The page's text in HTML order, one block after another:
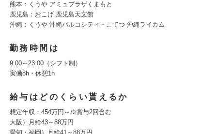
熊本：くうや アミュプラザくまもと
鹿児島：おこげ 鹿児島天文館
沖縄：くうや 沖縄パルコシティ・こてつ 沖縄ライカム
勤務時間は
9:00～23:00（シフト制）
実働8h・休憩1h
給与はどのくらい貰えるか
想定年収：454万円～※賞与2回含む
大阪）月給43～88万円
愛知・福岡）月給41～88万円